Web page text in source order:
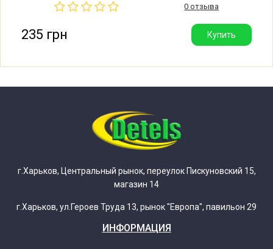
0 отзыва
235 грн Купить
г.Харьков, Центральный рынок, переулок Пискуновский 15,
магазин 14
г.Харьков, ул.Героев Труда 13, рынок "Европа", павильон 29
ИНФОРМАЦИЯ